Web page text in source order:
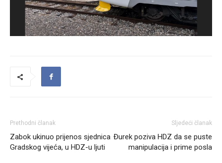
Prethodni članak
Zabok ukinuo prijenos sjednica
Gradskog vijeća, u HDZ-u ljuti
Sljedeći članak
Đurek poziva HDZ da se puste
manipulacija i prime posla